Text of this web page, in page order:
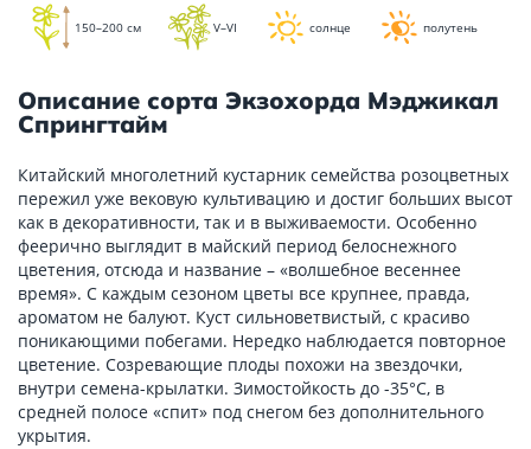
150–200 см V–VI солнце полутень
Описание сорта Экзохорда Мэджикал
Спрингтайм
Китайский многолетний кустарник семейства розоцветных
пережил уже вековую культивацию и достиг больших высот
как в декоративности, так и в выживаемости. Особенно
феерично выглядит в майский период белоснежного
цветения, отсюда и название – «волшебное весеннее
время». С каждым сезоном цветы все крупнее, правда,
ароматом не балуют. Куст сильноветвистый, с красиво
поникающими побегами. Нередко наблюдается повторное
цветение. Созревающие плоды похожи на звездочки,
внутри семена-крылатки. Зимостойкость до -35°C, в
средней полосе «спит» под снегом без дополнительного
укрытия.